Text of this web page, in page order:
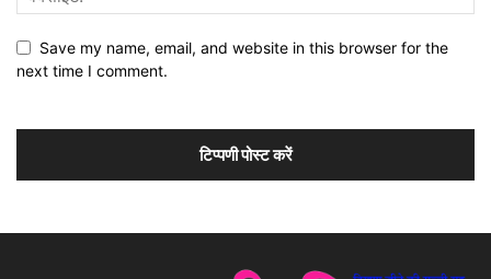
Save my name, email, and website in this browser for the
next time I comment.